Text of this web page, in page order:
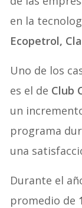
en la
Ecopetrol,
Uno de los
es el de Club
un
programa
una
Durante el
promedio de